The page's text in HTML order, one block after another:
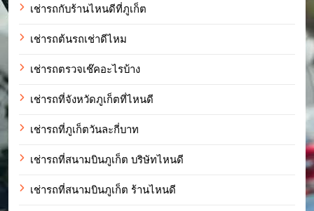
เช่ารถกับร้านไหนดีที่ภูเก็ต
เช่ารถต้นรถเช่าดีไหม
เช่ารถตรวจเช๊คอะไรบ้าง
เช่ารถที่จังหวัดภูเก็ตที่ไหนดี
เช่ารถที่ภูเก็ตวันละกี่บาท
เช่ารถที่สนามบินภูเก็ต บริษัทไหนดี
เช่ารถที่สนามบินภูเก็ต ร้านไหนดี